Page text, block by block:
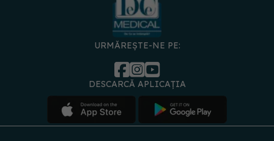
URMĂREȘTE-NE PE:
DESCARCĂ APLICAȚIA